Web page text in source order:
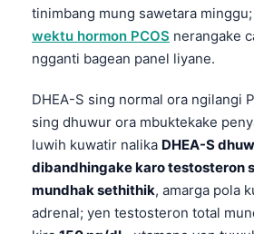
tinimbang mung sawetara
wektu hormon PCOS nerangake
ngganti bagean panel liyane.
DHEA-S sing normal ora ngilangi
sing dhuwur ora mbuktekake
luwih kuwatir nalika DHEA-S
dibandhingake karo testosteron
mundhak sethithik, amarga pola
adrenal; yen testosteron total